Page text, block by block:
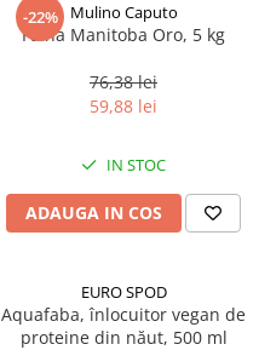
-22% Mulino Caputo
Faina Manitoba Oro, 5 kg
76,38 lei
59,88 lei
IN STOC
ADAUGA IN COS
EURO SPOD
Aquafaba, înlocuitor vegan de
proteine ​​din năut, 500 ml